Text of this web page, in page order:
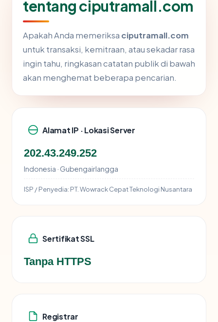
tentang ciputramall.com
Apakah Anda memeriksa ciputramall.com
untuk transaksi, kemitraan, atau sekadar rasa
ingin tahu, ringkasan catatan publik di bawah
akan menghemat beberapa pencarian.
Alamat IP · Lokasi Server
202.43.249.252
Indonesia · Gubengairlangga
ISP / Penyedia: PT. Wowrack Cepat Teknologi Nusantara
Sertifikat SSL
Tanpa HTTPS
Registrar